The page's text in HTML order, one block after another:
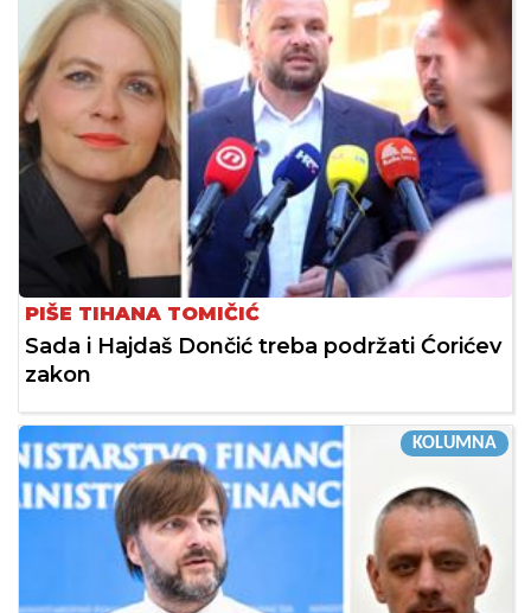
PIŠE TIHANA TOMIČIĆ
Sada i Hajdaš Dončić treba podržati Ćorićev
zakon
KOLUMNA